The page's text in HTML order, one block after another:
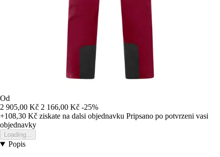
Od
2 905,00 Kč 2 166,00 Kč -25%
+108,30 Kč ziskate na dalsi objednavku Pripsano po potvrzeni vasi
objednavky
Loading...
Popis